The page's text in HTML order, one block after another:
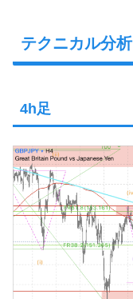
テクニカル分析
4h足